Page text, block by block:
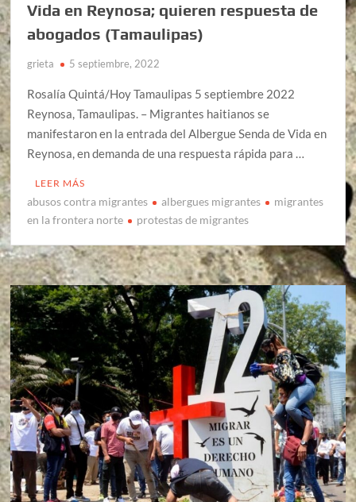
Vida en Reynosa; quieren respuesta de
abogados (Tamaulipas)
grieta 5 septiembre, 2022
Rosalía Quintá/Hoy Tamaulipas 5 septiembre 2022
Reynosa, Tamaulipas. – Migrantes haitianos se
manifestaron en la entrada del Albergue Senda de Vida en
Reynosa, en demanda de una respuesta rápida para …
LEER MÁS
abusos contra migrantes albergues migrantes
migrantes
en la frontera norte
protestas de migrantes